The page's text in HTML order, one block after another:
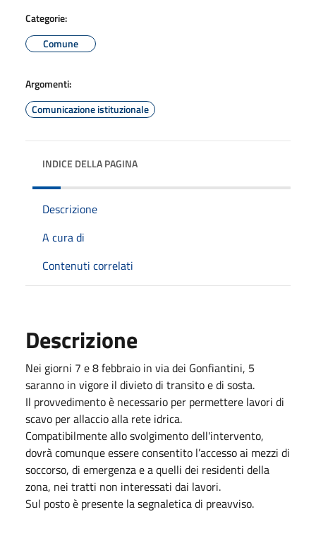
Categorie:
Comune
Argomenti:
Comunicazione istituzionale
INDICE DELLA PAGINA
Descrizione
A cura di
Contenuti correlati
Descrizione
Nei giorni 7 e 8 febbraio in via dei Gonfiantini, 5
saranno in vigore il divieto di transito e di sosta.
Il provvedimento è necessario per permettere lavori di
scavo per allaccio alla rete idrica.
Compatibilmente allo svolgimento dell'intervento,
dovrà comunque essere consentito l’accesso ai mezzi di
soccorso, di emergenza e a quelli dei residenti della
zona, nei tratti non interessati dai lavori.
Sul posto è presente la segnaletica di preavviso.